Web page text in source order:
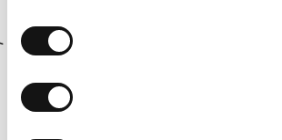
כיפה, אולם בשכונה פלסטינית ביפו
מאשר מלצרים. עוד חתונת אדמים